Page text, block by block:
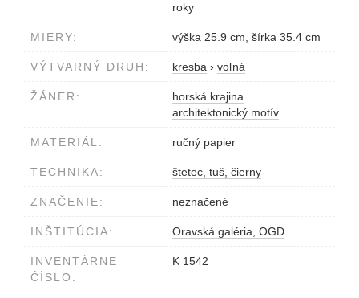
roky
MIERY: výška 25.9 cm, šírka 35.4 cm
VÝTVARNÝ DRUH: kresba › voľná
ŽÁNER:
horská krajina
architektonický motív
MATERIÁL: ručný papier
TECHNIKA: štetec, tuš, čierny
ZNAČENIE: neznačené
INŠTITÚCIA: Oravská galéria, OGD
INVENTÁRNE
ČÍSLO:
K 1542